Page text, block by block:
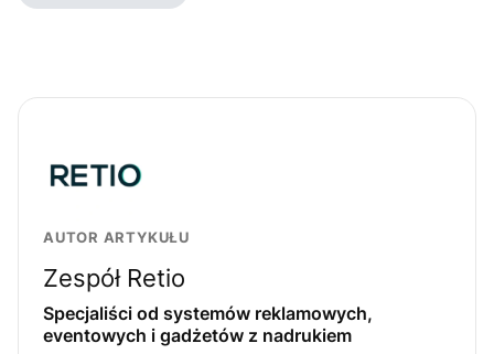
AUTOR ARTYKUŁU
Zespół Retio
Specjaliści od systemów reklamowych,
eventowych i gadżetów z nadrukiem